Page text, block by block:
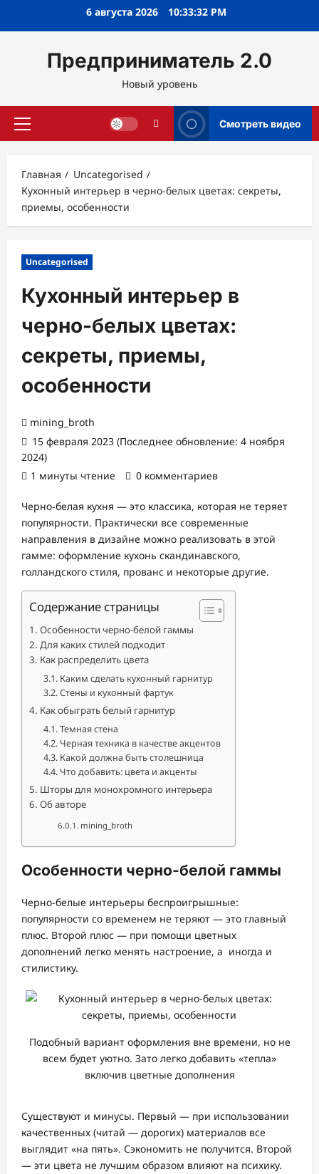
6 августа 2026 10:33:33 PM
Предприниматель 2.0
Новый уровень
Основное
Смотреть видео
Главная
Uncategorised
Кухонный интерьер в черно-белых цветах: секреты,
приемы, особенности
Uncategorised
Кухонный интерьер в
черно-белых цветах:
секреты, приемы,
особенности
mining_broth
15 февраля 2023 (Последнее обновление: 4 ноября
2024)
1 минуты чтение
0 комментариев
Черно-белая кухня — это классика, которая не теряет
популярности. Практически все современные
направления в дизайне можно реализовать в этой
гамме: оформление кухонь скандинавского,
голландского стиля, прованс и некоторые другие.
Содержание страницы
Особенности черно-белой гаммы
Для каких стилей подходит
Как распределить цвета
Каким сделать кухонный гарнитур
Стены и кухонный фартук
Как обыграть белый гарнитур
Темная стена
Черная техника в качестве акцентов
Какой должна быть столешница
Что добавить: цвета и акценты
Шторы для монохромного интерьера
Об авторе
mining_broth
Особенности черно-белой гаммы
Черно-белые интерьеры беспроигрышные:
популярности со временем не теряют — это главный
плюс. Второй плюс — при помощи цветных
дополнений легко менять настроение, а иногда и
стилистику.
Подобный вариант оформления вне времени, но не
всем будет уютно. Зато легко добавить «тепла»
включив цветные дополнения
Существуют и минусы. Первый — при использовании
качественных (читай — дорогих) материалов все
выглядит «на пять». Сэкономить не получится. Второй
— эти цвета не лучшим образом влияют на психику.